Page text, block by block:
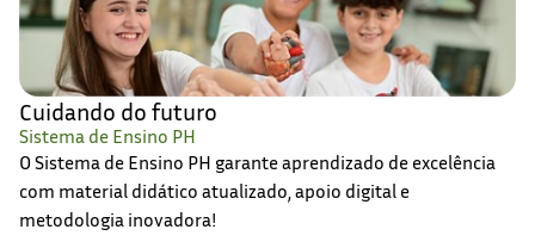
Cuidando do futuro
Sistema de Ensino PH
O Sistema de Ensino PH garante aprendizado de excelência
com material didático atualizado, apoio digital e
metodologia inovadora!